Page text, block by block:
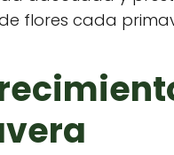
flores cada